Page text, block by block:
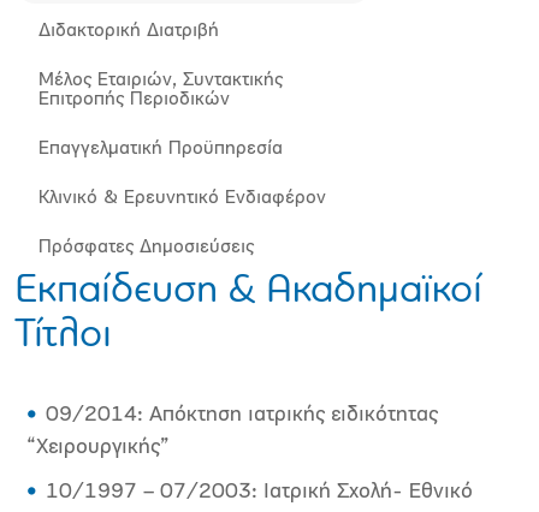
Διδακτορική Διατριβή
Μέλος Εταιριών, Συντακτικής
Επιτροπής Περιοδικών
Επαγγελματική Προϋπηρεσία
Κλινικό & Ερευνητικό Ενδιαφέρον
Πρόσφατες Δημοσιεύσεις
Εκπαίδευση & Ακαδημαϊκοί
Τίτλοι
09/2014: Απόκτηση ιατρικής ειδικότητας
“Χειρουργικής”
10/1997 – 07/2003: Ιατρική Σχολή- Εθνικό